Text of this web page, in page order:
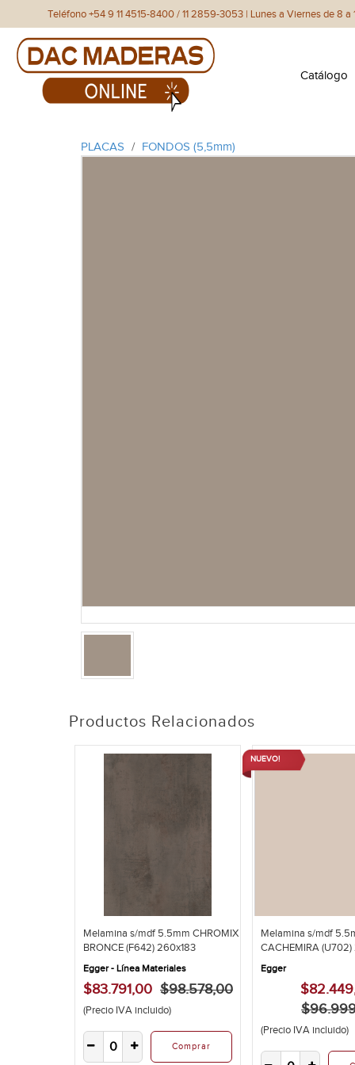
Teléfono +54 9 11 4515-8400 / 11 2859-3053 | Lunes a Viernes de 8 a
Catálogo
PLACAS / FONDOS (5,5mm)
Productos Relacionados
Melamina s/mdf 5.5mm CHROMIX
BRONCE (F642) 260x183
Egger - Línea Materiales
$83.791,00 $98.578,00
(Precio IVA incluido)
Comprar
NUEVO!
Melamina s/mdf
CACHEMIRA
Egger
(Precio IVA incluido)